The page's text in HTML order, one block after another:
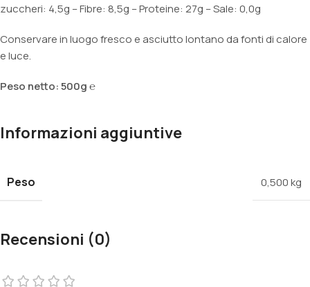
zuccheri: 4,5g – Fibre: 8,5g – Proteine: 27g – Sale: 0,0g
Conservare in luogo fresco e asciutto lontano da fonti di calore
e luce.
Peso netto: 500g ℮
Informazioni aggiuntive
Peso 0,500 kg
Recensioni (0)